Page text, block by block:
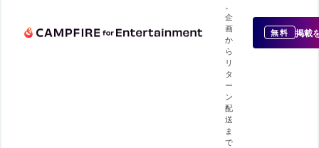
企
画
か
ら
リ
タ
ー
ン
配
送
ま
で
無料 掲載